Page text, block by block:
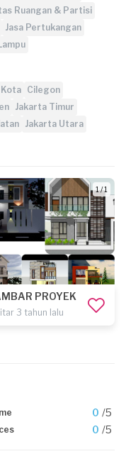
Ruangan & Partisi
Jasa Pertukangan
Cilegon
Jakarta Timur
Jakarta Utara
1 / 1
PROYEK
3 tahun lalu
0 /5
0 /5